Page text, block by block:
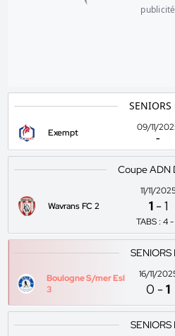
publicité
SENIORS
Exempt
09/11/
-
Coupe ADN
Wavrans FC 2
11/11/
1 -1
TABS : 4 -
SENIORS
Boulogne S/mer Esl
3
16/11/
0 -1
SENIORS